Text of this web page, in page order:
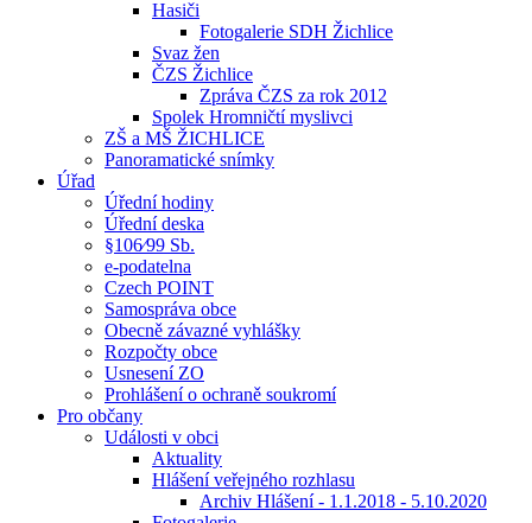
Hasiči
Fotogalerie SDH Žichlice
Svaz žen
ČZS Žichlice
Zpráva ČZS za rok 2012
Spolek Hromničtí myslivci
ZŠ a MŠ ŽICHLICE
Panoramatické snímky
Úřad
Úřední hodiny
Úřední deska
§106⁄99 Sb.
e-podatelna
Czech POINT
Samospráva obce
Obecně závazné vyhlášky
Rozpočty obce
Usnesení ZO
Prohlášení o ochraně soukromí
Pro občany
Události v obci
Aktuality
Hlášení veřejného rozhlasu
Archiv Hlášení - 1.1.2018 - 5.10.2020